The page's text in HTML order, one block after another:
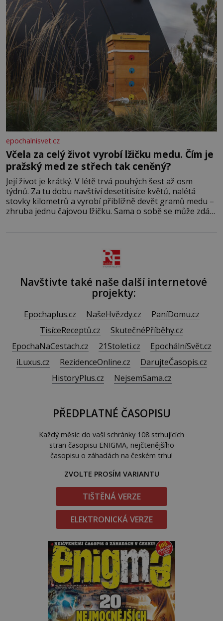
epochalnisvet.cz
Včela za celý život vyrobí lžičku medu. Čím je
pražský med ze střech tak ceněný?
Její život je krátký. V létě trvá pouhých šest až osm
týdnů. Za tu dobu navštíví desetitisíce květů, nalétá
stovky kilometrů a vyrobí přibližně devět gramů medu –
zhruba jednu čajovou lžičku. Sama o sobě se může zdát
Navštivte také naše další internetové
projekty:
Epochaplus.cz NašeHvězdy.cz
PaníDomu.cz
TisíceReceptů.cz
SkutečnéPříběhy.cz
EpochaNaCestach.cz
21Stoleti.cz
EpochálníSvět.cz
iLuxus.cz
RezidenceOnline.cz
DarujteČasopis.cz
HistoryPlus.cz
NejsemSama.cz
PŘEDPLATNÉ ČASOPISU
Každý měsíc do vaší schránky 108 strhujících
stran časopisu ENIGMA, nejčtenějšího
časopisu o záhadách na českém trhu!
ZVOLTE PROSÍM VARIANTU
TIŠTĚNÁ VERZE
ELEKTRONICKÁ VERZE